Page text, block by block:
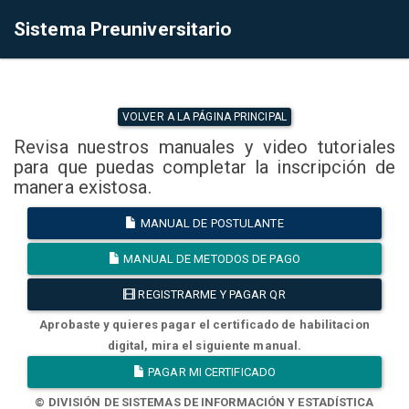
Sistema Preuniversitario
VOLVER A LA PÁGINA PRINCIPAL
Revisa nuestros manuales y video tutoriales
para que puedas completar la inscripción de
manera existosa.
MANUAL DE POSTULANTE
MANUAL DE METODOS DE PAGO
REGISTRARME Y PAGAR QR
Aprobaste y quieres pagar el certificado de habilitacion
digital, mira el siguiente manual.
PAGAR MI CERTIFICADO
© DIVISIÓN DE SISTEMAS DE INFORMACIÓN Y ESTADÍSTICA